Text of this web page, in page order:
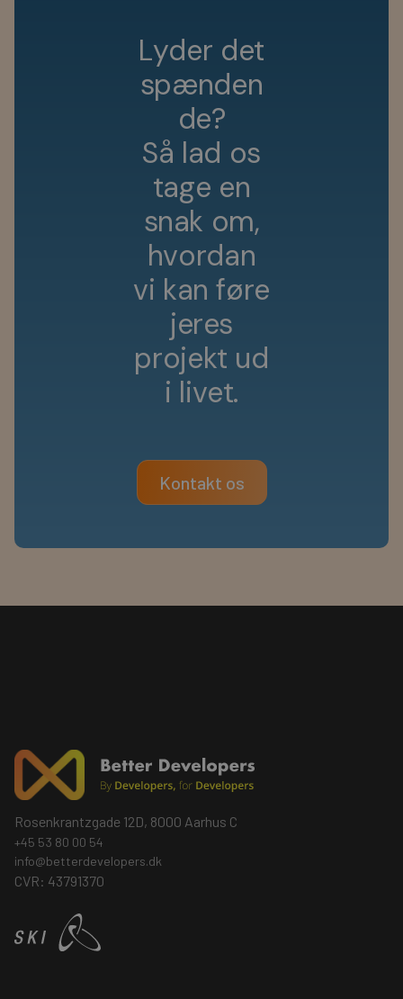
Lyder det
spænden
de?
Så lad os
tage en
snak om,
hvordan
vi kan føre
jeres
projekt ud
i livet.
Kontakt os
Rosenkrantzgade 12D, 8000 Aarhus C
+45 53 80 00 54
info@betterdevelopers.dk
CVR: 43791370